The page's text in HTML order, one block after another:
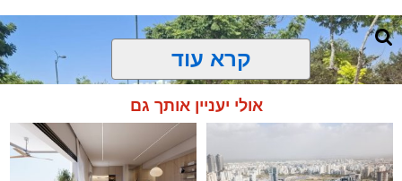
קרא עוד
אולי יעניין אותך גם